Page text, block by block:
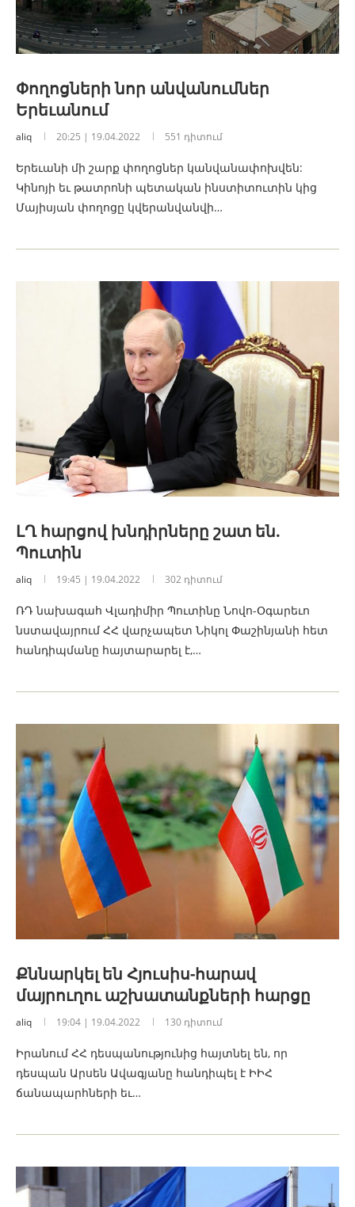
Փողոցների նոր անվանումներ
Երեւանում
aliq 20:25 | 19.04.2022 551 դիտում
Երեւանի մի շարք փողոցներ կանվանափոխվեն:
Կինոյի եւ թատրոնի պետական ինստիտուտին կից
Մայիսյան փողոցը կվերանվանվի…
ԼՂ հարցով խնդիրները շատ են.
Պուտին
aliq 19:45 | 19.04.2022 302 դիտում
ՌԴ նախագահ Վլադիմիր Պուտինը Նովո-Օգարեւո
նստավայրում ՀՀ վարչապետ Նիկոլ Փաշինյանի հետ
հանդիպմանը հայտարարել է,…
Քննարկել են Հյուսիս-հարավ
մայրուղու աշխատանքների հարցը
aliq 19:04 | 19.04.2022 130 դիտում
Իրանում ՀՀ դեսպանությունից հայտնել են, որ
դեսպան Արսեն Ավագյանը հանդիպել է ԻԻՀ
ճանապարհների եւ…